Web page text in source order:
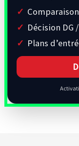
Décision DG
Plans